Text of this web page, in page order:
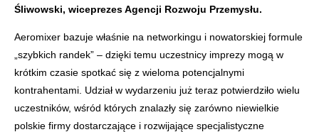
Śliwowski, wiceprezes Agencji Rozwoju Przemysłu.
Aeromixer bazuje właśnie na networkingu i nowatorskiej formule
„szybkich randek” – dzięki temu uczestnicy imprezy mogą w
krótkim czasie spotkać się z wieloma potencjalnymi
kontrahentami. Udział w wydarzeniu już teraz potwierdziło wielu
uczestników, wśród których znalazły się zarówno niewielkie
polskie firmy dostarczające i rozwijające specjalistyczne